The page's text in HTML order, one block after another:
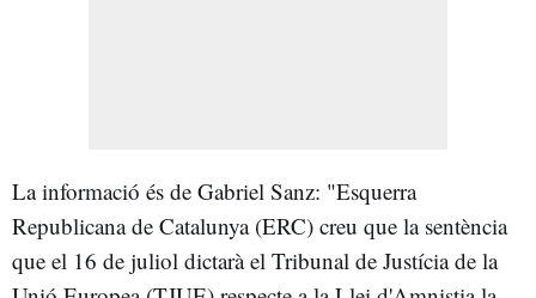
La informació és de Gabriel Sanz: "Esquerra
Republicana de Catalunya (ERC) creu que la sentència
que el 16 de juliol dictarà el Tribunal de Justícia de la